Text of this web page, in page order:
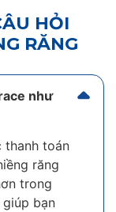
HỎI
RĂNG
như
thanh toán
răng
trong
bạn